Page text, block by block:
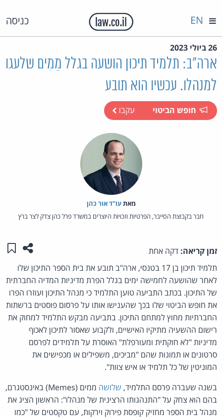
כניסה EN
26 ביולי 2023
ארה"ב: תלמיד תיכון הושעה בגלל מֵמִים שלעגו
למנהלו. עכשיו הוא תובע
חופש הביטוי עקבו
מאת‏עו"ד אור כהן
חבר בקבוצת הסייבר, הפרטיות וזכויות היוצרים במשרד פרל כהן צדק לצר ברץ
זמן קריאה: דקה אחת שתפו
תלמיד תיכון בן 17 בטנסי, ארה"ב תובע את בית הספר התיכון שלו
לאחר שהושעה לחמישה ימים בגלל הפרת מדיניות המדיה החברתית
של התיכון. בכתב התביעה טוען התלמיד כי מנהל התיכון ועוזרו הפרו
את חופש הביטוי שלו בכך שהענישו אותו על פרסום פוסטים ברשתות
החברתיות מחוץ למתחם התיכון. בתביעה מבקש התלמיד למחוק את
רישום ההשעיה מתיקיו האישיים, ולקבוע שאסור לתיכון לאכוף
מדיניות "לא חוקתית ומעורפלת" האוסרת על תלמידים לפרסם
סרטונים או תמונות שהם "מביכים, משפילים או מכפישים את
המוניטין של כל תלמיד או איש צוות".
בשנה שעברה פרסם התלמיד, שלושה
ממים (Memes) באינסטגרם,
בהם הוא צחק על "התנהגותו הרצינית של מנהלו": הראשון הציג את
מנהל בית הספר מחזיק קופסת פירוק וירקות, עם טקסטים של "כמו